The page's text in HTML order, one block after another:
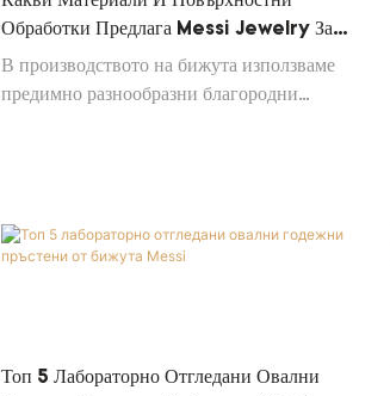
Обработки Предлага Messi Jewelry За
Бижута?
В производството на бижута използваме
предимно разнообразни благородни
както на модни, така и на фини бижута,
като отговарят на различни продуктови
Топ 5 Лабораторно Отгледани Овални